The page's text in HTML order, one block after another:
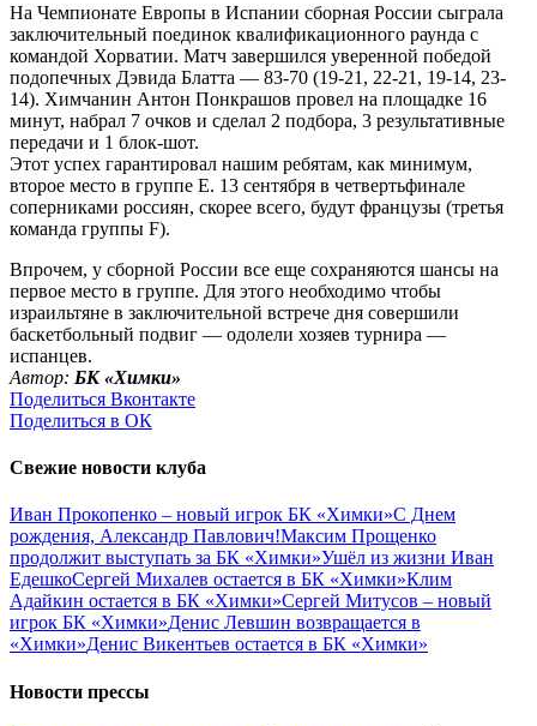
На Чемпионате Европы в Испании сборная России сыграла
заключительный поединок квалификационного раунда с
командой Хорватии. Матч завершился уверенной победой
подопечных Дэвида Блатта — 83-70 (19-21, 22-21, 19-14, 23-
14). Химчанин Антон Понкрашов провел на площадке 16
минут, набрал 7 очков и сделал 2 подбора, 3 результативные
передачи и 1 блок-шот.
Этот успех гарантировал нашим ребятам, как минимум,
второе место в группе Е. 13 сентября в четвертьфинале
соперниками россиян, скорее всего, будут французы (третья
команда группы F).
Впрочем, у сборной России все еще сохраняются шансы на
первое место в группе. Для этого необходимо чтобы
израильтяне в заключительной встрече дня совершили
баскетбольный подвиг — одолели хозяев турнира —
испанцев.
Автор: БК «Химки»
Поделиться Вконтакте
Поделиться в ОК
Свежие новости клуба
Иван Прокопенко – новый игрок БК «Химки»С Днем
рождения, Александр Павлович!Максим Прощенко
продолжит выступать за БК «Химки»Ушёл из жизни Иван
ЕдешкоСергей Михалев остается в БК «Химки»Клим
Адайкин остается в БК «Химки»Сергей Митусов – новый
игрок БК «Химки»Денис Левшин возвращается в
«Химки»Денис Викентьев остается в БК «Химки»
Новости прессы